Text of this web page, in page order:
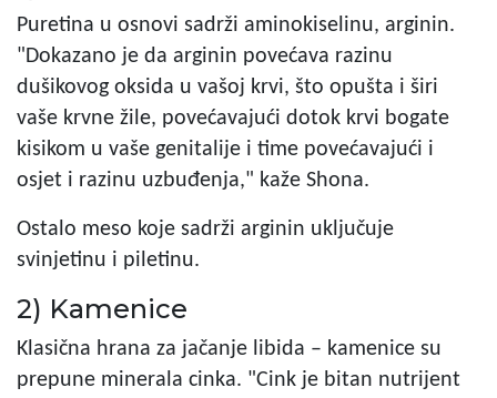
Puretina u osnovi sadrži aminokiselinu, arginin.
"Dokazano je da arginin povećava razinu
dušikovog oksida u vašoj krvi, što opušta i širi
vaše krvne žile, povećavajući dotok krvi bogate
kisikom u vaše genitalije i time povećavajući i
osjet i razinu uzbuđenja," kaže Shona.
Ostalo meso koje sadrži arginin uključuje
svinjetinu i piletinu.
2) Kamenice
Klasična hrana za jačanje libida – kamenice su
prepune minerala cinka. "Cink je bitan nutrijent